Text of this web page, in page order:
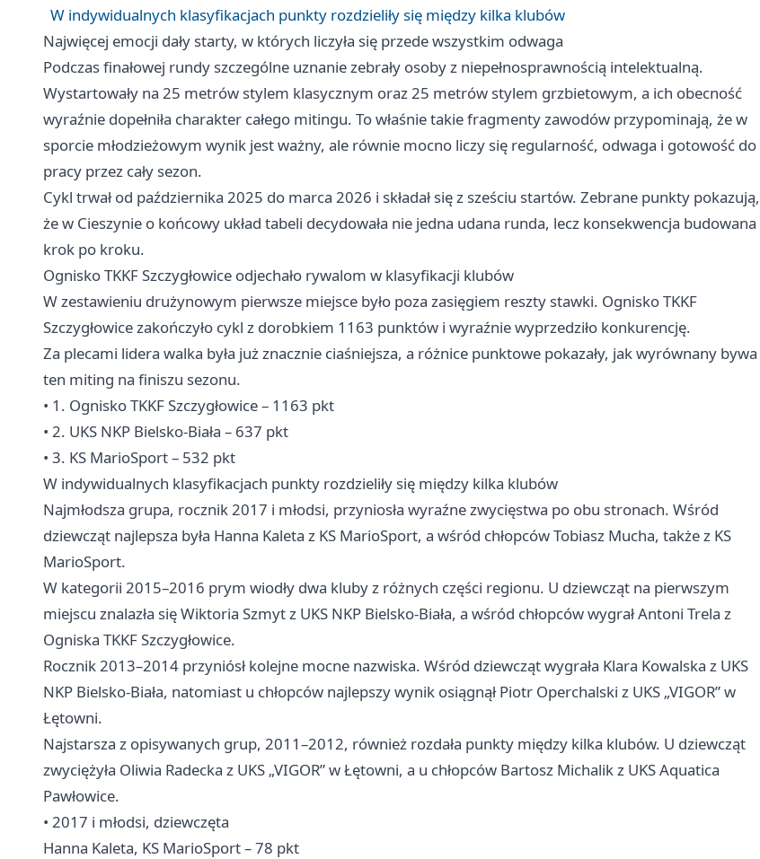
W indywidualnych klasyfikacjach punkty rozdzieliły się między kilka klubów
Najwięcej emocji dały starty, w których liczyła się przede wszystkim odwaga
Podczas finałowej rundy szczególne uznanie zebrały osoby z niepełnosprawnością intelektualną.
Wystartowały na 25 metrów stylem klasycznym oraz 25 metrów stylem grzbietowym, a ich obecność
wyraźnie dopełniła charakter całego mitingu. To właśnie takie fragmenty zawodów przypominają, że w
sporcie młodzieżowym wynik jest ważny, ale równie mocno liczy się regularność, odwaga i gotowość do
pracy przez cały sezon.
Cykl trwał od października 2025 do marca 2026 i składał się z sześciu startów. Zebrane punkty pokazują,
że w Cieszynie o końcowy układ tabeli decydowała nie jedna udana runda, lecz konsekwencja budowana
krok po kroku.
Ognisko TKKF Szczygłowice odjechało rywalom w klasyfikacji klubów
W zestawieniu drużynowym pierwsze miejsce było poza zasięgiem reszty stawki. Ognisko TKKF
Szczygłowice zakończyło cykl z dorobkiem 1163 punktów i wyraźnie wyprzedziło konkurencję.
Za plecami lidera walka była już znacznie ciaśniejsza, a różnice punktowe pokazały, jak wyrównany bywa
ten miting na finiszu sezonu.
• 1. Ognisko TKKF Szczygłowice – 1163 pkt
• 2. UKS NKP Bielsko-Biała – 637 pkt
• 3. KS MarioSport – 532 pkt
W indywidualnych klasyfikacjach punkty rozdzieliły się między kilka klubów
Najmłodsza grupa, rocznik 2017 i młodsi, przyniosła wyraźne zwycięstwa po obu stronach. Wśród
dziewcząt najlepsza była Hanna Kaleta z KS MarioSport, a wśród chłopców Tobiasz Mucha, także z KS
MarioSport.
W kategorii 2015–2016 prym wiodły dwa kluby z różnych części regionu. U dziewcząt na pierwszym
miejscu znalazła się Wiktoria Szmyt z UKS NKP Bielsko-Biała, a wśród chłopców wygrał Antoni Trela z
Ogniska TKKF Szczygłowice.
Rocznik 2013–2014 przyniósł kolejne mocne nazwiska. Wśród dziewcząt wygrała Klara Kowalska z UKS
NKP Bielsko-Biała, natomiast u chłopców najlepszy wynik osiągnął Piotr Operchalski z UKS „VIGOR” w
Łętowni.
Najstarsza z opisywanych grup, 2011–2012, również rozdała punkty między kilka klubów. U dziewcząt
zwyciężyła Oliwia Radecka z UKS „VIGOR” w Łętowni, a u chłopców Bartosz Michalik z UKS Aquatica
Pawłowice.
• 2017 i młodsi, dziewczęta
Hanna Kaleta, KS MarioSport – 78 pkt